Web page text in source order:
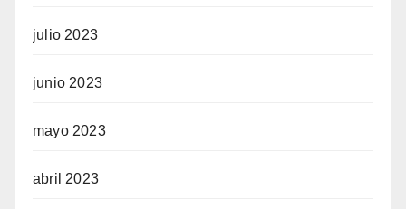
julio 2023
junio 2023
mayo 2023
abril 2023